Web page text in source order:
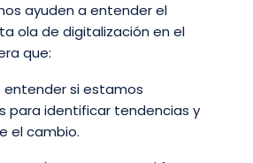
ayuden a entender el
ola de digitalización en el
que:
entender si estamos
para identificar tendencias y
el cambio.